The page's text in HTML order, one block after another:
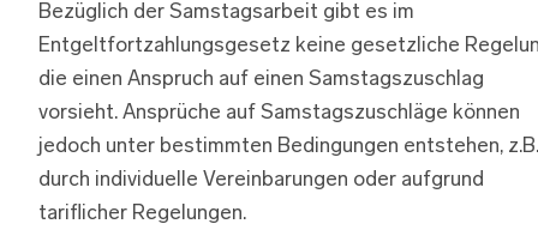
Bezüglich der Samstagsarbeit gibt es im
Entgeltfortzahlungsgesetz keine gesetzliche
die einen Anspruch auf einen Samstagszuschlag
vorsieht. Ansprüche auf Samstagszuschläge können
jedoch unter bestimmten Bedingungen entstehen, z.B.
durch individuelle Vereinbarungen oder aufgrund
tariflicher Regelungen.